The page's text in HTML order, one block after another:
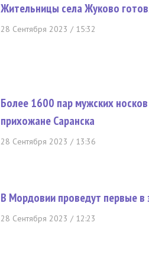
Жительницы села Жуково
28 Сентября 2023 / 15:32
Более 1600 пар мужских
прихожане Саранска
28 Сентября 2023 / 13:36
В Мордовии проведут первые
28 Сентября 2023 / 12:23